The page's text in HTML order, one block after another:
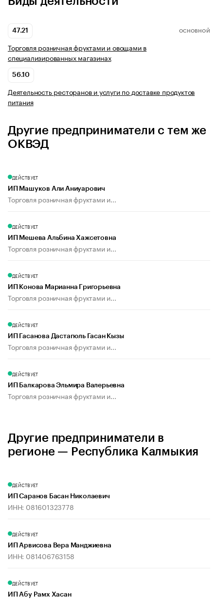
47.21 ОСНОВНОЙ
Торговля розничная фруктами и овощами в
специализированных магазинах
56.10
Деятельность ресторанов и услуги по доставке продуктов
питания
Другие предприниматели с тем же
ОКВЭД
ДЕЙСТВУЕТ
ИП Машуков Али Аниуарович
Торговля розничная фруктами и...
ДЕЙСТВУЕТ
ИП Мешева Альбина Хажсетовна
Торговля розничная фруктами и...
ДЕЙСТВУЕТ
ИП Конова Марианна Григорьевна
Торговля розничная фруктами и...
ДЕЙСТВУЕТ
ИП Гасанова Дастагюль Гасан Кызы
Торговля розничная фруктами и...
ДЕЙСТВУЕТ
ИП Балкарова Эльмира Валерьевна
Торговля розничная фруктами и...
Другие предприниматели в
регионе — Республика Калмыкия
ДЕЙСТВУЕТ
ИП Саранов Басан Николаевич
ИНН: 081601323778
ДЕЙСТВУЕТ
ИП Арвисова Вера Манджиевна
ИНН: 081406763158
ДЕЙСТВУЕТ
ИП Абу Рамх Хасан